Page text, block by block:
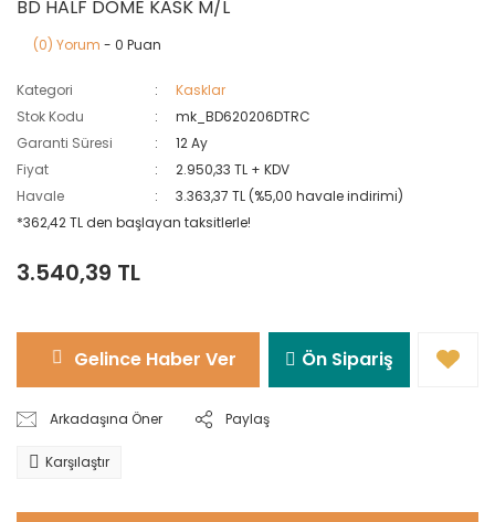
BD HALF DOME KASK M/L
(0) Yorum - 0 Puan
Kategori
Kasklar
Stok Kodu
mk_BD620206DTRC
Garanti Süresi
12 Ay
Fiyat
2.950,33 TL + KDV
Havale
3.363,37 TL (%5,00 havale indirimi)
*362,42 TL den başlayan taksitlerle!
3.540,39 TL
Gelince Haber Ver Ön Sipariş
Arkadaşına Öner Paylaş
Karşılaştır